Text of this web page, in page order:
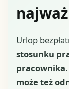
Urlop
stosunku
pracownika
może też